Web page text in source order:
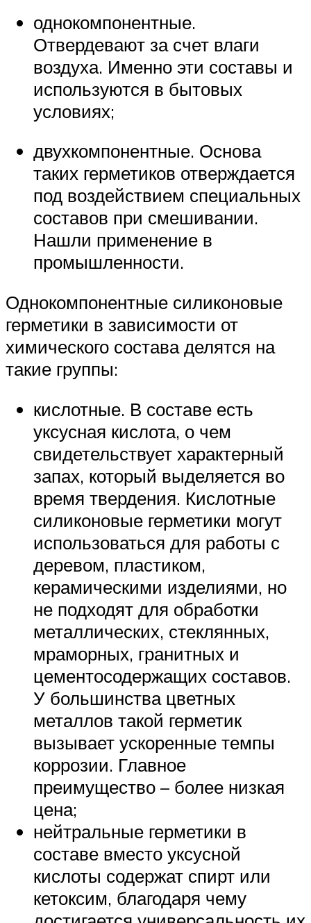
однокомпонентные.
Отвердевают за счет влаги
воздуха. Именно эти составы и
используются в бытовых
условиях;
двухкомпонентные. Основа
таких герметиков отверждается
под воздействием специальных
составов при смешивании.
Нашли применение в
промышленности.
Однокомпонентные силиконовые
герметики в зависимости от
химического состава делятся на
такие группы:
кислотные. В составе есть
уксусная кислота, о чем
свидетельствует характерный
запах, который выделяется во
время твердения. Кислотные
силиконовые герметики могут
использоваться для работы с
деревом, пластиком,
керамическими изделиями, но
не подходят для обработки
металлических, стеклянных,
мраморных, гранитных и
цементосодержащих составов.
У большинства цветных
металлов такой герметик
вызывает ускоренные темпы
коррозии. Главное
преимущество – более низкая
цена;
нейтральные герметики в
составе вместо уксусной
кислоты содержат спирт или
кетоксим, благодаря чему